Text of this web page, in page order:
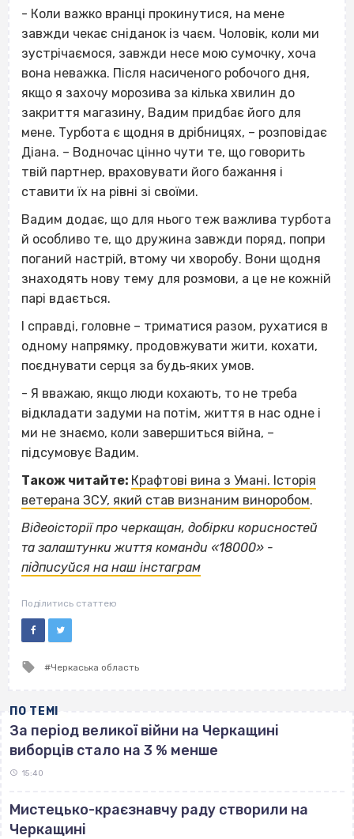
- Коли важко вранці прокинутися, на мене
завжди чекає сніданок із чаєм. Чоловік, коли ми
зустрічаємося, завжди несе мою сумочку, хоча
вона неважка. Після насиченого робочого дня,
якщо я захочу морозива за кілька хвилин до
закриття магазину, Вадим придбає його для
мене. Турбота є щодня в дрібницях, – розповідає
Діана. – Водночас цінно чути те, що говорить
твій партнер, враховувати його бажання і
ставити їх на рівні зі своїми.
Вадим додає, що для нього теж важлива турбота
й особливо те, що дружина завжди поряд, попри
поганий настрій, втому чи хворобу. Вони щодня
знаходять нову тему для розмови, а це не кожній
парі вдається.
І справді, головне – триматися разом, рухатися в
одному напрямку, продовжувати жити, кохати,
поєднувати серця за будь‐яких умов.
- Я вважаю, якщо люди кохають, то не треба
відкладати задуми на потім, життя в нас одне і
ми не знаємо, коли завершиться війна, –
підсумовує Вадим.
Також читайте: Крафтові вина з Умані. Історія
ветерана ЗСУ, який став визнаним виноробом.
Відеоісторії про черкащан, добірки корисностей
та залаштунки життя команди «18000» -
підписуйся на наш інстаграм
Поділитись статтею
Tagged
Черкаська область
ПО ТЕМІ
За період великої війни на Черкащині
виборців стало на 3 % менше
15:40
Мистецько-краєзнавчу раду створили на
Черкащині